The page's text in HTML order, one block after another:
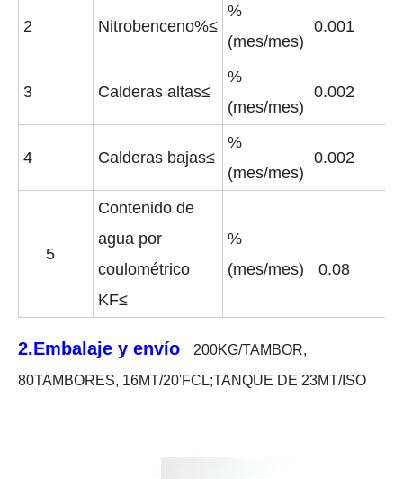
2 Nitrobenceno%≤
%
(mes/mes)
0.001
3 Calderas altas≤
%
(mes/mes)
0.002
4 Calderas bajas≤
%
(mes/mes)
0.002
5
Contenido de
agua por
coulométrico
KF≤
%
(mes/mes)
0.08
2.Embalaje y envío
200KG/TAMBOR,
80TAMBORES, 16MT/20'FCL;TANQUE DE 23MT/ISO